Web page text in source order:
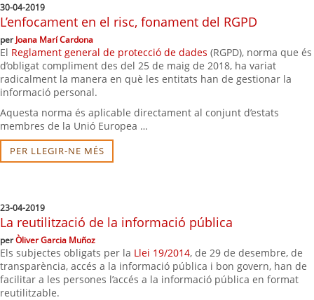
30-04-2019
L’enfocament en el risc, fonament del RGPD
perJoana Marí Cardona
El Reglament general de protecció de dades (RGPD), norma que és
d’obligat compliment des del 25 de maig de 2018, ha variat
radicalment la manera en què les entitats han de gestionar la
informació personal.
Aquesta norma és aplicable directament al conjunt d’estats
membres de la Unió Europea …
PER LLEGIR-NE MÉS
23-04-2019
La reutilització de la informació pública
perÒliver Garcia Muñoz
Els subjectes obligats per la Llei 19/2014, de 29 de desembre, de
transparència, accés a la informació pública i bon govern, han de
facilitar a les persones l’accés a la informació pública en format
reutilitzable.